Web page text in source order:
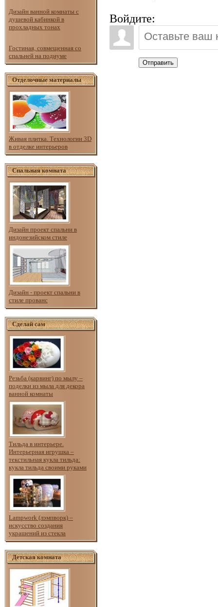
Дизайн ванной комнаты с
душевой кабинкой в
прохладных тонах
Гостиная, совмещенная со
спальней на подиуме
Отделочные материалы
Живая плитка. Технологии 3D
в отделке интерьеров
Спальная комната
Дизайн проект спальни в
индонезийском стиле
Дизайн - проект спальни в
стиле прованс
Сделай сам
Резьба (карвинг) по мылу –
поделки из мыла для декора
ванной комнаты
Тильда в интерьере.
Интерьерная игрушка –
текстильная кукла тильда:
кукла тильда своими руками
Lampwork (лэмпворк) –
искусство создания
украшений из стекла
Детская комната
Войдите:
Отправить